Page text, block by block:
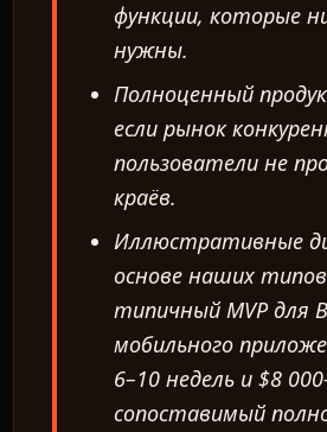
функции, которые
нужны.
Полноценный
если рынок
пользователи не
краёв.
Иллюстративные
основе наших
типичный MVP для
мобильного
6–10 недель и $8
сопоставимый